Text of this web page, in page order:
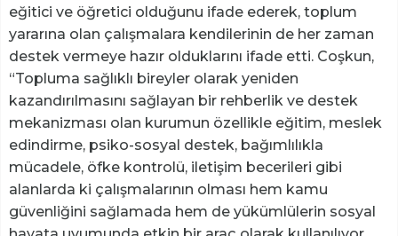
eğitici ve öğretici olduğunu ifade ederek, toplum
yararına olan çalışmalara kendilerinin de her zaman
destek vermeye hazır olduklarını ifade etti. Coşkun,
“Topluma sağlıklı bireyler olarak yeniden
kazandırılmasını sağlayan bir rehberlik ve destek
mekanizması olan kurumun özellikle eğitim, meslek
edindirme, psiko-sosyal destek, bağımlılıkla
mücadele, öfke kontrolü, iletişim becerileri gibi
alanlarda ki çalışmalarının olması hem kamu
güvenliğini sağlamada hem de yükümlülerin sosyal